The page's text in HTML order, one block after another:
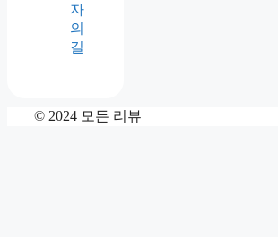
자
의
길
© 2024 모든 리뷰